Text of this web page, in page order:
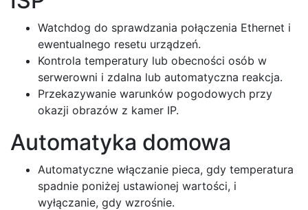
Watchdog do sprawdzania połączenia Ethernet i
ewentualnego resetu urządzeń.
Kontrola temperatury lub obecności osób w
serwerowni i zdalna lub automatyczna reakcja.
Przekazywanie warunków pogodowych przy
okazji obrazów z kamer IP.
Automatyka domowa
Automatyczne włączanie pieca, gdy temperatura
spadnie poniżej ustawionej wartości, i
wyłączanie, gdy wzrośnie.